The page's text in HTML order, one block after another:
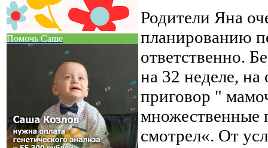
Помочь Саше
Родители Яна
планированию
ответственно.
на 32 неделе,
приговор "
множественные
смотрел«. От